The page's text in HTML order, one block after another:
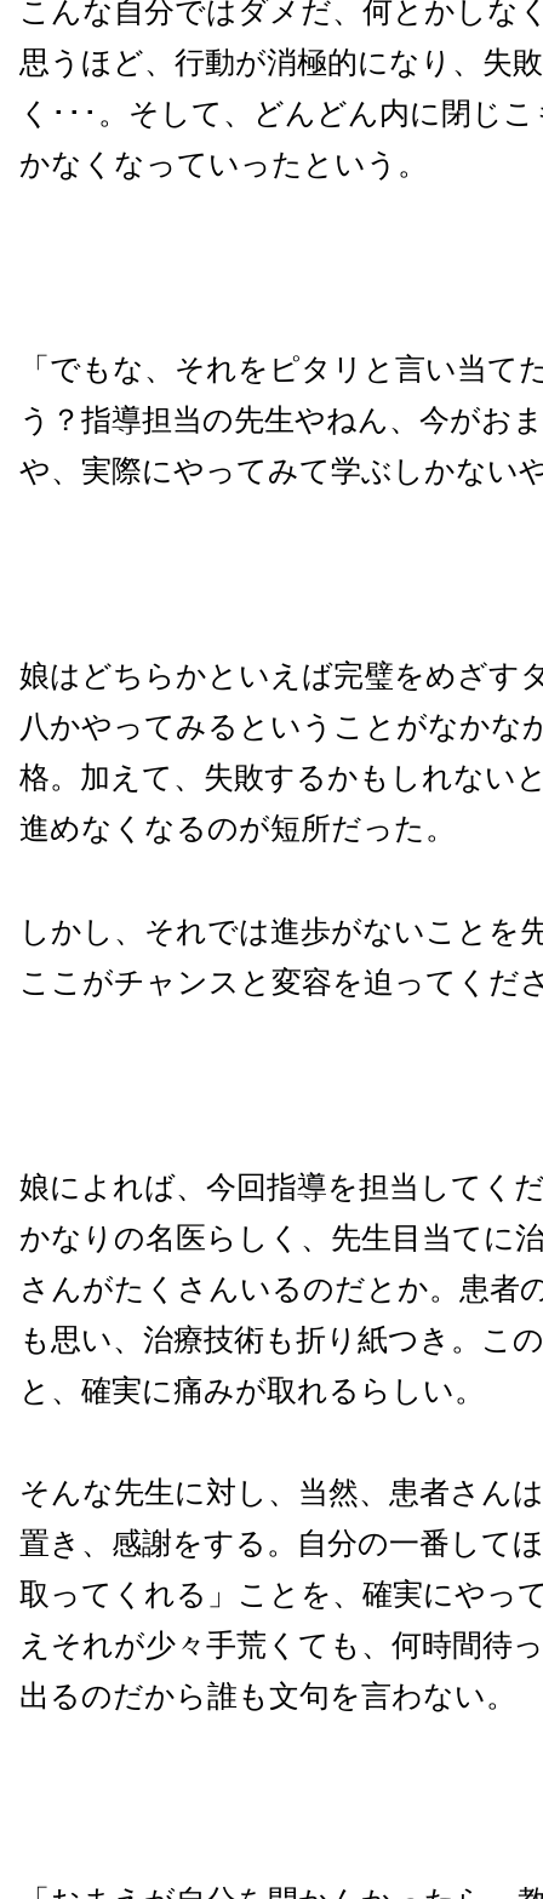
こんな自分ではダメだ、何とかしな
思うほど、行動が消極的になり、失
く･･･。そして、どんどん内に閉じ
かなくなっていったという。
「でもな、それをピタリと言い当て
う？指導担当の先生やねん、今がお
や、実際にやってみて学ぶしかない
娘はどちらかといえば完璧をめざす
八かやってみるということがなかな
格。加えて、失敗するかもしれない
進めなくなるのが短所だった。
しかし、それでは進歩がないことを
ここがチャンスと変容を迫ってくだ
娘によれば、今回指導を担当してく
かなりの名医らしく、先生目当てに
さんがたくさんいるのだとか。患者
も思い、治療技術も折り紙つき。こ
と、確実に痛みが取れるらしい。
そんな先生に対し、当然、患者さん
置き、感謝をする。自分の一番して
取ってくれる」ことを、確実にやっ
えそれが少々手荒くても、何時間待
出るのだから誰も文句を言わない。